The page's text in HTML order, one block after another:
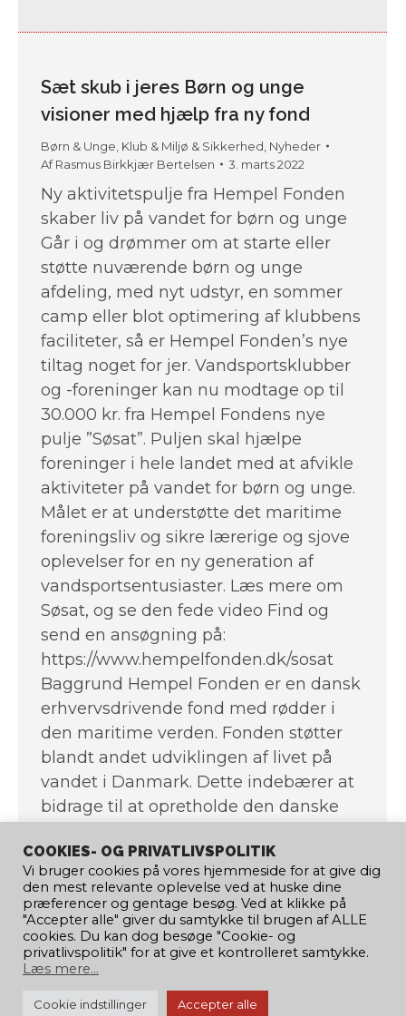
Sæt skub i jeres Børn og unge
visioner med hjælp fra ny fond
Børn & Unge Klub & Miljø & Sikkerhed Nyheder
AfRasmus Birkkjær Bertelsen 3. marts 2022
Ny aktivitetspulje fra Hempel Fonden
skaber liv på vandet for børn og unge
Går i og drømmer om at starte eller
støtte nuværende børn og unge
afdeling, med nyt udstyr, en sommer
camp eller blot optimering af klubbens
faciliteter, så er Hempel Fonden’s nye
tiltag noget for jer. Vandsportsklubber
og -foreninger kan nu modtage op til
30.000 kr. fra Hempel Fondens nye
pulje ”Søsat”. Puljen skal hjælpe
foreninger i hele landet med at afvikle
aktiviteter på vandet for børn og unge.
Målet er at understøtte det maritime
foreningsliv og sikre lærerige og sjove
oplevelser for en ny generation af
vandsportsentusiaster. Læs mere om
Søsat, og se den fede video Find og
send en ansøgning på:
https://www.hempelfonden.dk/sosat
Baggrund Hempel Fonden er en dansk
erhvervsdrivende fond med rødder i
den maritime verden. Fonden støtter
blandt andet udviklingen af livet på
vandet i Danmark. Dette indebærer at
bidrage til at opretholde den danske
være liv og handel på de danske
farvande. Skulle i have spørgsmål til
fondssøgning eller brug for mere hjælp
til jeres Børne- og ungeafdeling så
kontakt endelig .
© 2020 Copyright Dansk Kano og Kajak Forbund | Design by:
COOKIES- OG PRIVATLIVSPOLITIK
Vi bruger cookies på vores hjemmeside for at give dig
den mest relevante oplevelse ved at huske dine
præferencer og gentage besøg. Ved at klikke på
"Accepter alle" giver du samtykke til brugen af ​​ALLE
cookies. Du kan dog besøge "Cookie- og
privatlivspolitik" for at give et kontrolleret samtykke.
Læs mere...
Cookie indstillinger Accepter alle